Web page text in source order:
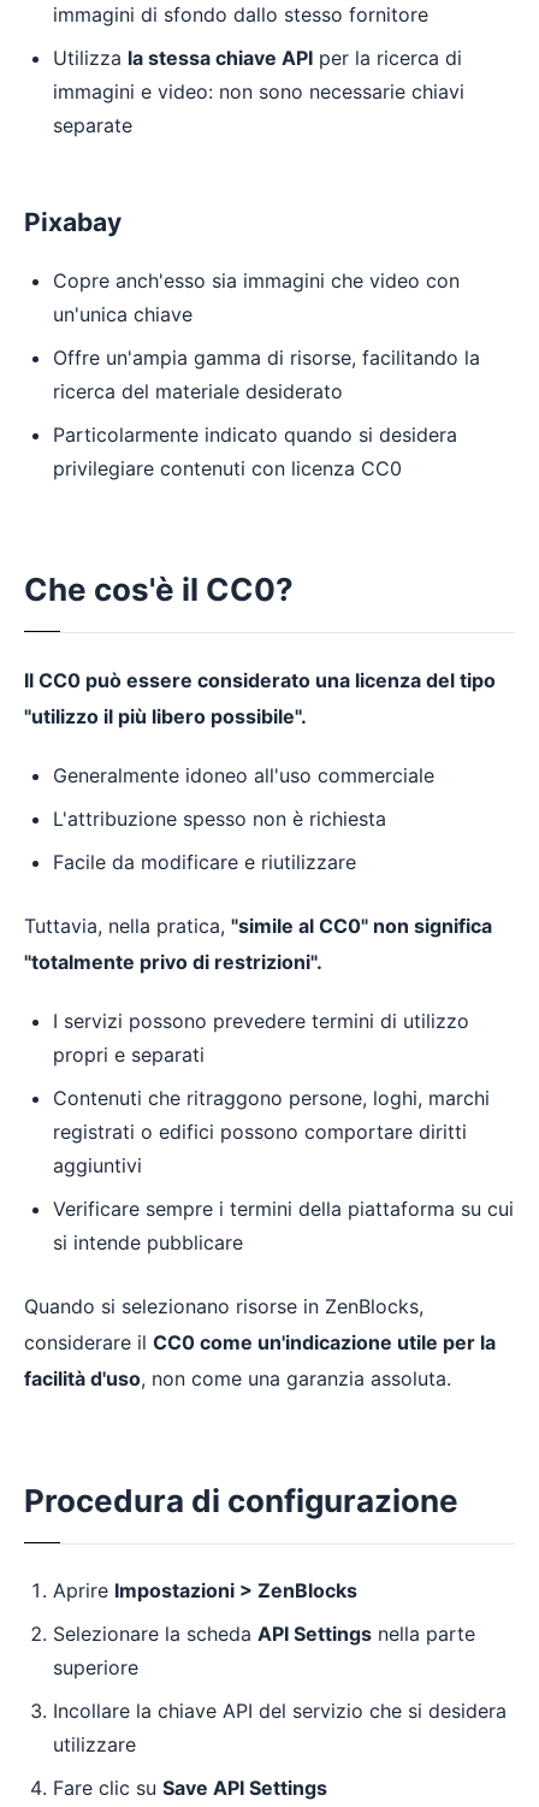
immagini di sfondo dallo stesso fornitore
Utilizza la stessa chiave API per la ricerca di
immagini e video: non sono necessarie chiavi
separate
Pixabay
Copre anch'esso sia immagini che video con
un'unica chiave
Offre un'ampia gamma di risorse, facilitando la
ricerca del materiale desiderato
Particolarmente indicato quando si desidera
privilegiare contenuti con licenza CC0
Che cos'è il CC0?
Il CC0 può essere considerato una licenza del tipo
"utilizzo il più libero possibile".
Generalmente idoneo all'uso commerciale
L'attribuzione spesso non è richiesta
Facile da modificare e riutilizzare
Tuttavia, nella pratica, "simile al CC0" non significa
"totalmente privo di restrizioni".
I servizi possono prevedere termini di utilizzo
propri e separati
Contenuti che ritraggono persone, loghi, marchi
registrati o edifici possono comportare diritti
aggiuntivi
Verificare sempre i termini della piattaforma su cui
si intende pubblicare
Quando si selezionano risorse in ZenBlocks,
considerare il CC0 come un'indicazione utile per la
facilità d'uso, non come una garanzia assoluta.
Procedura di configurazione
Aprire Impostazioni > ZenBlocks
Selezionare la scheda API Settings nella parte
superiore
Incollare la chiave API del servizio che si desidera
utilizzare
Fare clic su Save API Settings